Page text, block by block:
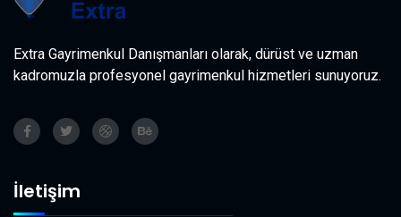
Extra Gayrimenkul Danışmanları olarak, dürüst ve uzman
kadromuzla profesyonel gayrimenkul hizmetleri sunuyoruz.
İletişim